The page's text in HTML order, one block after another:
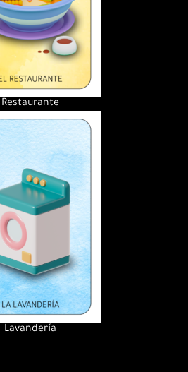
Restaurante
Lavandería